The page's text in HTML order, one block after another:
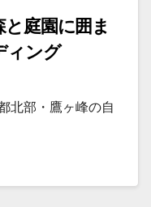
庭園に囲ま
ィング
北部・鷹ヶ峰の自